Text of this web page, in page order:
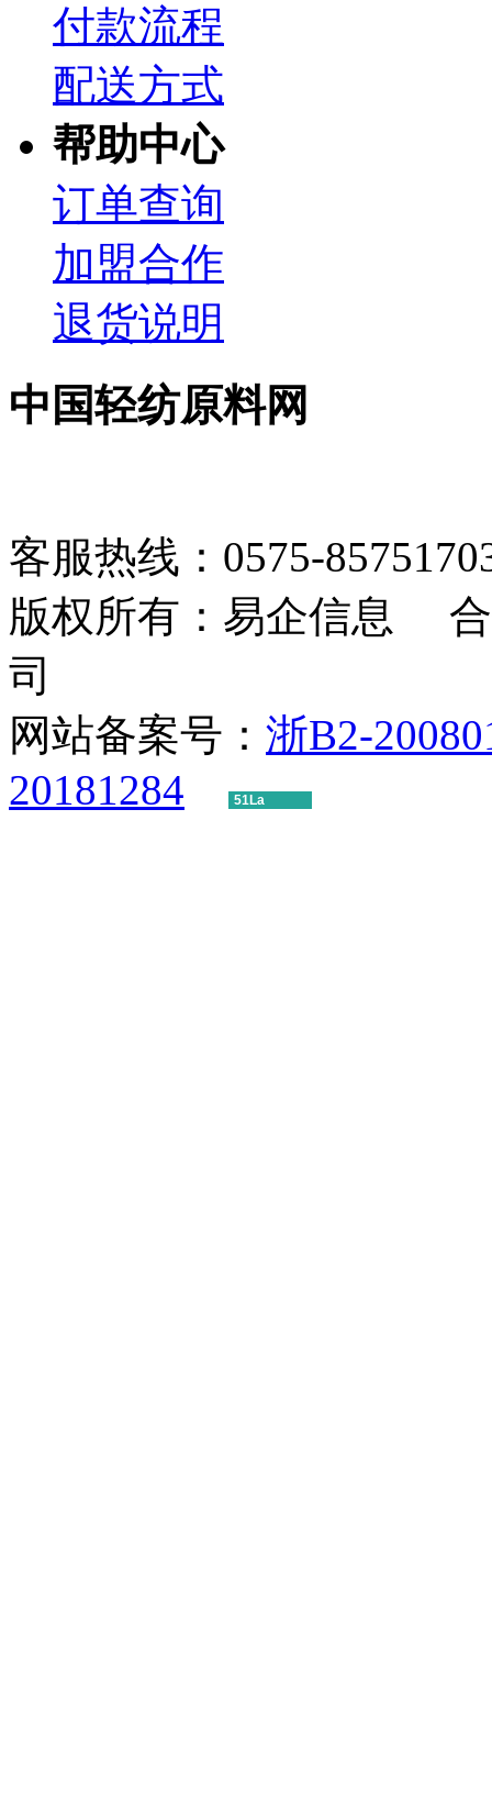
付款流程
配送方式
帮助中心
订单查询
加盟合作
退货说明
中国轻纺原料网
客服热线：0575-
版权所有：易企信息 合
司
网站备案号： 浙B2-
20181284
51La